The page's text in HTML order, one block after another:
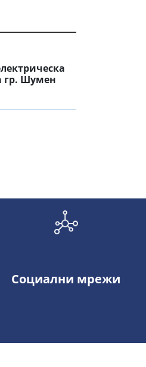
гр. Шумен
Социални мрежи